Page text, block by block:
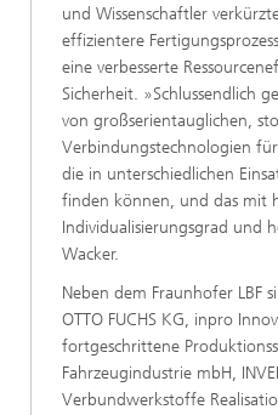
und Wissenschaftler
effizientere
eine verbesserte
Sicherheit. »Schlussendlich
von großserientauglichen,
Verbindungstechnologien
die in unterschiedlichen
finden können, und das mit
Individualisierungsgrad und
Wacker.
Neben dem Fraunhofer LBF
OTTO FUCHS KG, inpro
fortgeschrittene
Fahrzeugindustrie mbH,
Verbundwerkstoffe